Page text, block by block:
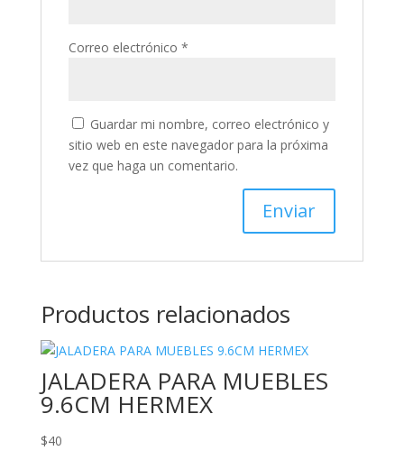
Correo electrónico *
Guardar mi nombre, correo electrónico y
sitio web en este navegador para la próxima
vez que haga un comentario.
Productos relacionados
JALADERA PARA MUEBLES
9.6CM HERMEX
$40